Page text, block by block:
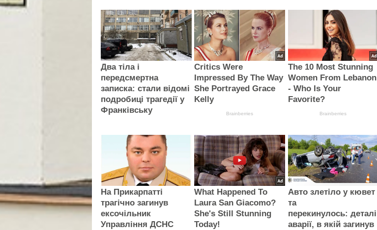
Два тіла і
передсмертна
записка: стали відомі
подробиці трагедії у
Франківську
Critics Were
Impressed By The Way
She Portrayed Grace
Kelly
Brainberries
The 10 Most Stunning
Women From Lebanon
- Who Is Your
Favorite?
Brainberries
На Прикарпатті
трагічно загинув
ексочільник
Управління ДСНС
What Happened To
Laura San Giacomo?
She's Still Stunning
Today!
Авто злетіло у кювет
та
перекинулось: деталі
аварії, в якій загинув